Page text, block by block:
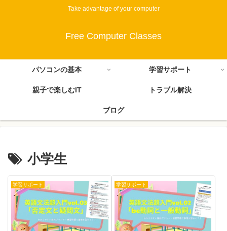
Take advantage of your computer
Free Computer Classes
パソコンの基本 学習サポート
親子で楽しむIT トラブル解決
ブログ
小学生
学習サポート 学習サポート